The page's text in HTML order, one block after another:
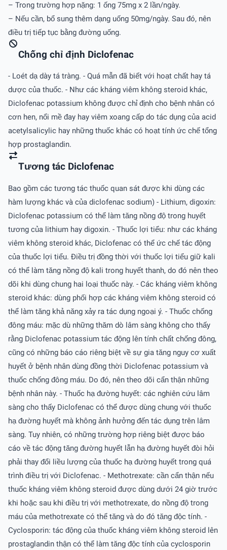
– Trong trường hợp nặng: 1 ống 75mg x 2 lần/ngày.
– Nếu cần, bổ sung thêm dạng uống 50mg/ngày. Sau đó, nên
điều trị tiếp tục bằng đường uống.
Chống chỉ định Diclofenac
- Loét dạ dày tá tràng. - Quá mẫn đã biết với hoạt chất hay tá
dược của thuốc. - Như các kháng viêm không steroid khác,
Diclofenac potassium không được chỉ định cho bệnh nhân có
cơn hen, nổi mề đay hay viêm xoang cấp do tác dụng của acid
acetylsalicylic hay những thuốc khác có hoạt tính ức chế tổng
hợp prostaglandin.
Tương tác Diclofenac
Bao gồm các tương tác thuốc quan sát được khi dùng các
hàm lượng khác và của diclofenac sodium) - Lithium, digoxin:
Diclofenac potassium có thể làm tăng nồng độ trong huyết
tương của lithium hay digoxin. - Thuốc lợi tiểu: như các kháng
viêm không steroid khác, Diclofenac có thể ức chế tác động
của thuốc lợi tiểu. Ðiều trị đồng thời với thuốc lợi tiểu giữ kali
có thể làm tăng nồng độ kali trong huyết thanh, do đó nên theo
dõi khi dùng chung hai loại thuốc này. - Các kháng viêm không
steroid khác: dùng phối hợp các kháng viêm không steroid có
thể làm tăng khả năng xảy ra tác dụng ngoại ý. - Thuốc chống
đông máu: mặc dù những thăm dò lâm sàng không cho thấy
rằng Diclofenac potassium tác động lên tính chất chống đông,
cũng có những báo cáo riêng biệt về sự gia tăng nguy cơ xuất
huyết ở bệnh nhân dùng đồng thời Diclofenac potassium và
thuốc chống đông máu. Do đó, nên theo dõi cẩn thận những
bệnh nhân này. - Thuốc hạ đường huyết: các nghiên cứu lâm
sàng cho thấy Diclofenac có thể được dùng chung với thuốc
hạ đường huyết mà không ảnh hưởng đến tác dụng trên lâm
sàng. Tuy nhiên, có những trường hợp riêng biệt được báo
cáo về tác động tăng đường huyết lẫn hạ đường huyết đòi hỏi
phải thay đổi liều lượng của thuốc hạ đường huyết trong quá
trình điều trị với Diclofenac. - Methotrexate: cần cẩn thận nếu
thuốc kháng viêm không steroid được dùng dưới 24 giờ trước
khi hoặc sau khi điều trị với methotrexate, do nồng độ trong
máu của methotrexate có thể tăng và do đó tăng độc tính. -
Cyclosporin: tác động của thuốc kháng viêm không steroid lên
prostaglandin thận có thể làm tăng độc tính của cyclosporin